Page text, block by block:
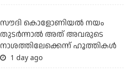
സൗദി കൊളോണിയല്‍ നയം
തുടര്‍ന്നാല്‍ അത് അവരുടെ
നാശത്തിലേക്കെന്ന് ഹൂത്തികള്‍
1 day ago